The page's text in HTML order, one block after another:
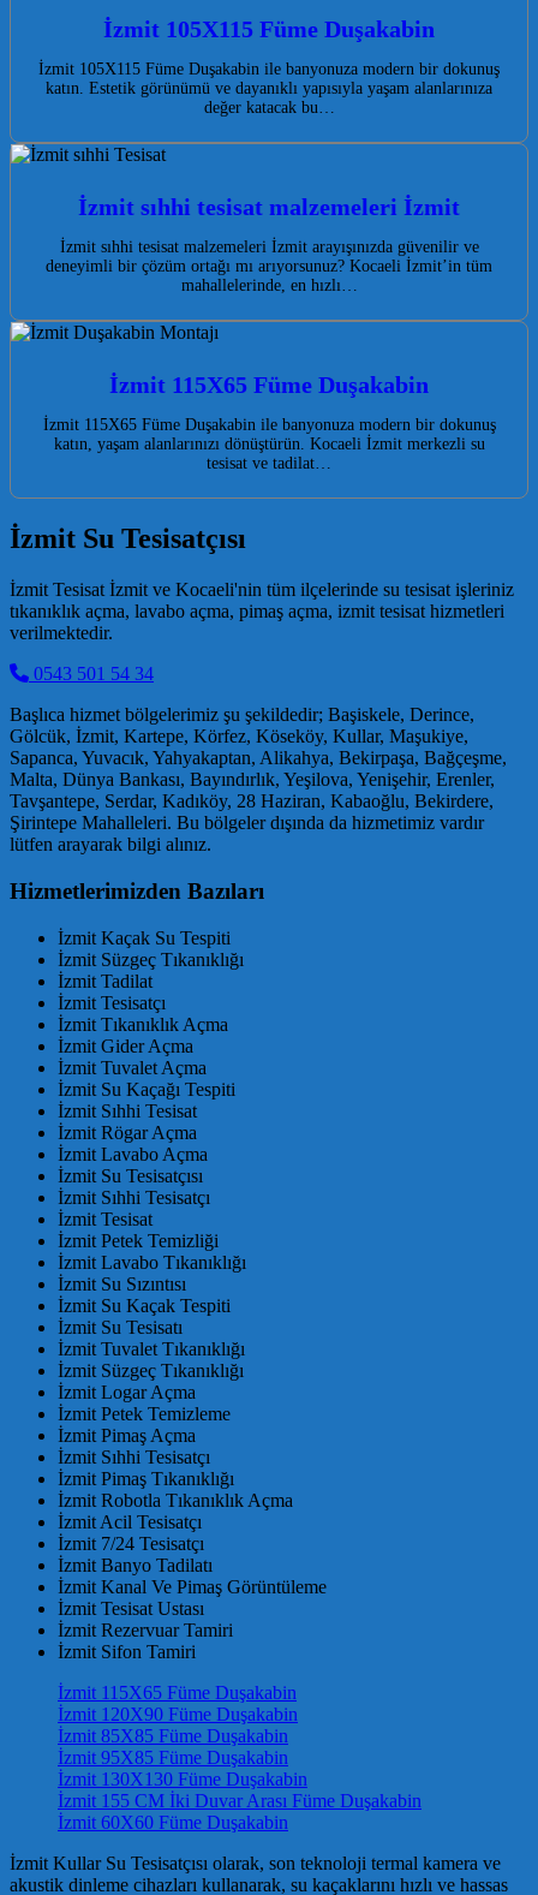
İzmit 105X115 Füme Duşakabin
İzmit 105X115 Füme Duşakabin ile banyonuza modern bir dokunuş
katın. Estetik görünümü ve dayanıklı yapısıyla yaşam alanlarınıza
değer katacak bu…
İzmit sıhhi tesisat malzemeleri İzmit
İzmit sıhhi tesisat malzemeleri İzmit arayışınızda güvenilir ve
deneyimli bir çözüm ortağı mı arıyorsunuz? Kocaeli İzmit’in tüm
mahallelerinde, en hızlı…
İzmit 115X65 Füme Duşakabin
İzmit 115X65 Füme Duşakabin ile banyonuza modern bir dokunuş
katın, yaşam alanlarınızı dönüştürün. Kocaeli İzmit merkezli su
tesisat ve tadilat…
İzmit Su Tesisatçısı
İzmit Tesisat İzmit ve Kocaeli'nin tüm ilçelerinde su tesisat işleriniz
tıkanıklık açma, lavabo açma, pimaş açma, izmit tesisat hizmetleri
verilmektedir.
0543 501 54 34
Başlıca hizmet bölgelerimiz şu şekildedir; Başiskele, Derince,
Gölcük, İzmit, Kartepe, Körfez, Köseköy, Kullar, Maşukiye,
Sapanca, Yuvacık, Yahyakaptan, Alikahya, Bekirpaşa, Bağçeşme,
Malta, Dünya Bankası, Bayındırlık, Yeşilova, Yenişehir, Erenler,
Tavşantepe, Serdar, Kadıköy, 28 Haziran, Kabaoğlu, Bekirdere,
Şirintepe Mahalleleri. Bu bölgeler dışında da hizmetimiz vardır
lütfen arayarak bilgi alınız.
Hizmetlerimizden Bazıları
İzmit Kaçak Su Tespiti
İzmit Süzgeç Tıkanıklığı
İzmit Tadilat
İzmit Tesisatçı
İzmit Tıkanıklık Açma
İzmit Gider Açma
İzmit Tuvalet Açma
İzmit Su Kaçağı Tespiti
İzmit Sıhhi Tesisat
İzmit Rögar Açma
İzmit Lavabo Açma
İzmit Su Tesisatçısı
İzmit Sıhhi Tesisatçı
İzmit Tesisat
İzmit Petek Temizliği
İzmit Lavabo Tıkanıklığı
İzmit Su Sızıntısı
İzmit Su Kaçak Tespiti
İzmit Su Tesisatı
İzmit Tuvalet Tıkanıklığı
İzmit Süzgeç Tıkanıklığı
İzmit Logar Açma
İzmit Petek Temizleme
İzmit Pimaş Açma
İzmit Sıhhi Tesisatçı
İzmit Pimaş Tıkanıklığı
İzmit Robotla Tıkanıklık Açma
İzmit Acil Tesisatçı
İzmit 7/24 Tesisatçı
İzmit Banyo Tadilatı
İzmit Kanal Ve Pimaş Görüntüleme
İzmit Tesisat Ustası
İzmit Rezervuar Tamiri
İzmit Sifon Tamiri
İzmit 115X65 Füme Duşakabin
İzmit 120X90 Füme Duşakabin
İzmit 85X85 Füme Duşakabin
İzmit 95X85 Füme Duşakabin
İzmit 130X130 Füme Duşakabin
İzmit 155 CM İki Duvar Arası Füme Duşakabin
İzmit 60X60 Füme Duşakabin
İzmit Kullar Su Tesisatçısı olarak, son teknoloji termal kamera ve
akustik dinleme cihazları kullanarak, su kaçaklarını hızlı ve hassas